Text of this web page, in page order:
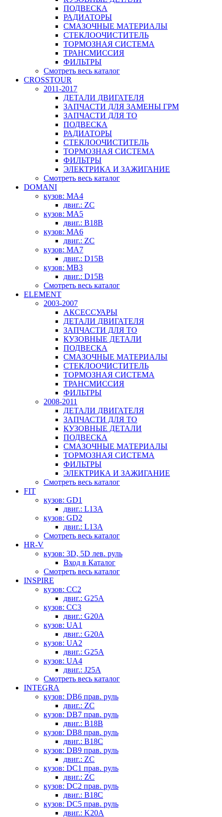
ПОДВЕСКА
РАДИАТОРЫ
СМАЗОЧНЫЕ МАТЕРИАЛЫ
СТЕКЛООЧИСТИТЕЛЬ
ТОРМОЗНАЯ СИСТЕМА
ТРАНСМИССИЯ
ФИЛЬТРЫ
Смотреть весь каталог
CROSSTOUR
2011-2017
ДЕТАЛИ ДВИГАТЕЛЯ
ЗАПЧАСТИ ДЛЯ ЗАМЕНЫ ГРМ
ЗАПЧАСТИ ДЛЯ ТО
ПОДВЕСКА
РАДИАТОРЫ
СТЕКЛООЧИСТИТЕЛЬ
ТОРМОЗНАЯ СИСТЕМА
ФИЛЬТРЫ
ЭЛЕКТРИКА И ЗАЖИГАНИЕ
Смотреть весь каталог
DOMANI
кузов: MA4
двиг.: ZC
кузов: MA5
двиг.: B18B
кузов: MA6
двиг.: ZC
кузов: MA7
двиг.: D15B
кузов: MB3
двиг.: D15B
Смотреть весь каталог
ELEMENT
2003-2007
АКСЕССУАРЫ
ДЕТАЛИ ДВИГАТЕЛЯ
ЗАПЧАСТИ ДЛЯ ТО
КУЗОВНЫЕ ДЕТАЛИ
ПОДВЕСКА
СМАЗОЧНЫЕ МАТЕРИАЛЫ
СТЕКЛООЧИСТИТЕЛЬ
ТОРМОЗНАЯ СИСТЕМА
ТРАНСМИССИЯ
ФИЛЬТРЫ
2008-2011
ДЕТАЛИ ДВИГАТЕЛЯ
ЗАПЧАСТИ ДЛЯ ТО
КУЗОВНЫЕ ДЕТАЛИ
ПОДВЕСКА
СМАЗОЧНЫЕ МАТЕРИАЛЫ
ТОРМОЗНАЯ СИСТЕМА
ФИЛЬТРЫ
ЭЛЕКТРИКА И ЗАЖИГАНИЕ
Смотреть весь каталог
FIT
кузов: GD1
двиг.: L13A
кузов: GD2
двиг.: L13A
Смотреть весь каталог
HR-V
кузов: 3D, 5D лев. руль
Вход в Каталог
Смотреть весь каталог
INSPIRE
кузов: CC2
двиг.: G25A
кузов: CC3
двиг.: G20A
кузов: UA1
двиг.: G20A
кузов: UA2
двиг.: G25A
кузов: UA4
двиг.: J25A
Смотреть весь каталог
INTEGRA
кузов: DB6 прав. руль
двиг.: ZC
кузов: DB7 прав. руль
двиг.: B18B
кузов: DB8 прав. руль
двиг.: B18C
кузов: DB9 прав. руль
двиг.: ZC
кузов: DC1 прав. руль
двиг.: ZC
кузов: DC2 прав. руль
двиг.: B18C
кузов: DC5 прав. руль
двиг.: K20A